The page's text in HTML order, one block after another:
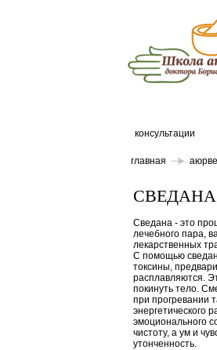
консультации
главная
СВЕДАНА
Сведана - это
лечебного пара,
лекарственных
С помощью
токсины,
расплавляются.
покинуть тело.
при прогревании
энергетического
эмоционального
чистоту, а ум и
утонченность.